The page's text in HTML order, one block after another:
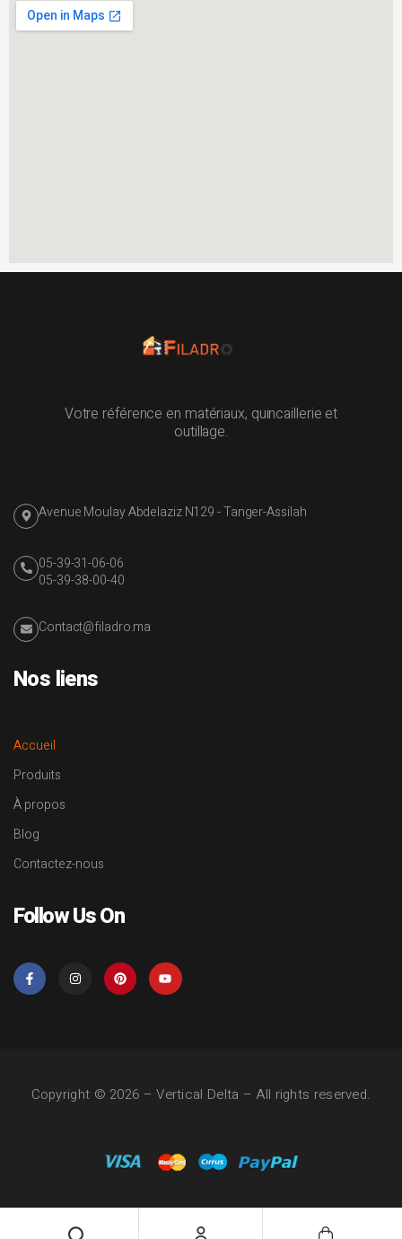
Votre référence en matériaux, quincaillerie et
outillage.
Avenue Moulay Abdelaziz N129 - Tanger-Assilah
05-39-31-06-06
05-39-38-00-40
Contact@filadro.ma
Nos liens
Accueil
Produits
À propos
Blog
Contactez-nous
Follow Us On
Copyright © 2026 –Vertical Delta – All rights reserved.